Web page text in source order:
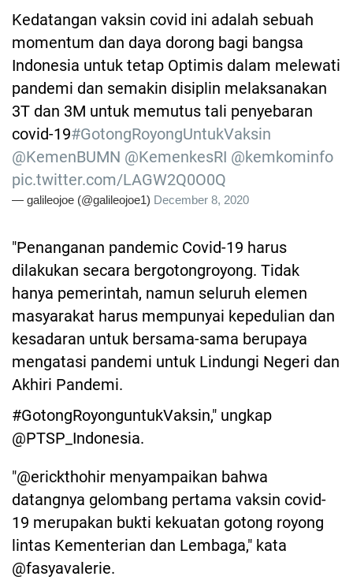
Kedatangan vaksin covid ini adalah sebuah
momentum dan daya dorong bagi bangsa
Indonesia untuk tetap Optimis dalam melewati
pandemi dan semakin disiplin melaksanakan
3T dan 3M untuk memutus tali penyebaran
covid-19#GotongRoyongUntukVaksin
@KemenBUMN @KemenkesRI @kemkominfo
pic.twitter.com/LAGW2Q0O0Q
— galileojoe (@galileojoe1) December 8, 2020
"Penanganan pandemic Covid-19 harus
dilakukan secara bergotongroyong. Tidak
hanya pemerintah, namun seluruh elemen
masyarakat harus mempunyai kepedulian dan
kesadaran untuk bersama-sama berupaya
mengatasi pandemi untuk Lindungi Negeri dan
Akhiri Pandemi.
#GotongRoyonguntukVaksin," ungkap
@PTSP_Indonesia.
"@erickthohir menyampaikan bahwa
datangnya gelombang pertama vaksin covid-
19 merupakan bukti kekuatan gotong royong
lintas Kementerian dan Lembaga," kata
@fasyavalerie.